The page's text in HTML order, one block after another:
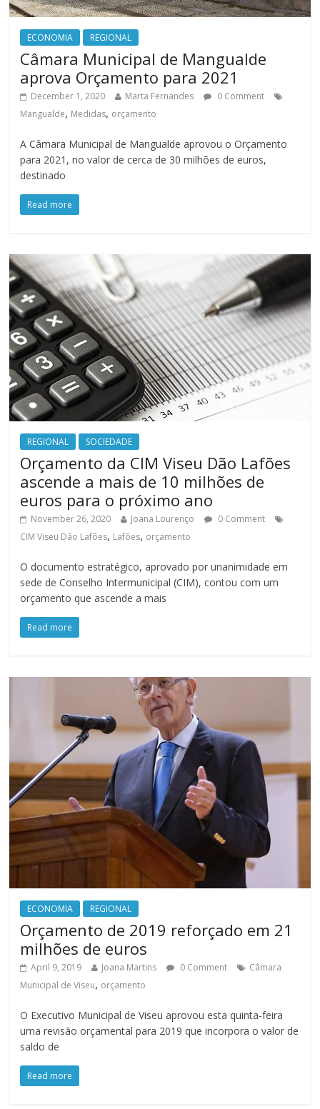
ECONOMIA REGIONAL
Câmara Municipal de Mangualde
aprova Orçamento para 2021
December 1, 2020 Marta Fernandes
0 Comment
Mangualde, Medidas, orçamento
A Câmara Municipal de Mangualde aprovou o Orçamento
para 2021, no valor de cerca de 30 milhões de euros,
destinado
Read more
REGIONAL SOCIEDADE
Orçamento da CIM Viseu Dão Lafões
ascende a mais de 10 milhões de
euros para o próximo ano
November 26, 2020 Joana Lourenço
0 Comment
CIM Viseu Dão Lafões, Lafões, orçamento
O documento estratégico, aprovado por unanimidade em
sede de Conselho Intermunicipal (CIM), contou com um
orçamento que ascende a mais
Read more
ECONOMIA REGIONAL
Orçamento de 2019 reforçado em 21
milhões de euros
April 9, 2019 Joana Martins 0 Comment
Câmara
Municipal de Viseu, orçamento
O Executivo Municipal de Viseu aprovou esta quinta-feira
uma revisão orçamental para 2019 que incorpora o valor de
saldo de
Read more